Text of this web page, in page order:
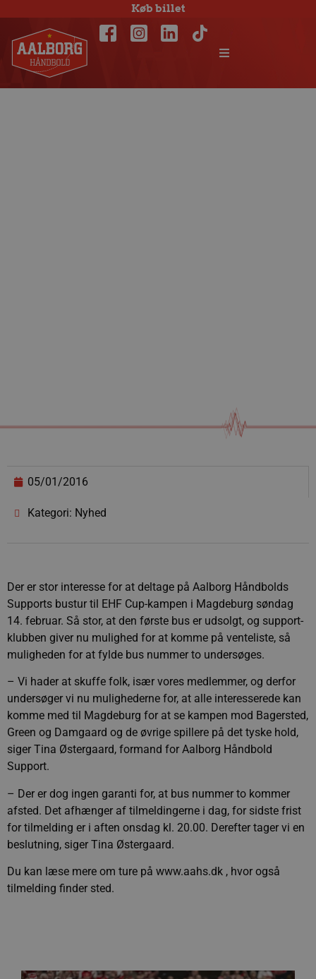
Køb billet
05/01/2016
Kategori: Nyhed
Der er stor interesse for at deltage på Aalborg Håndbolds
Supports bustur til EHF Cup-kampen i Magdeburg søndag
14. februar. Så stor, at den første bus er udsolgt, og support-
klubben giver nu mulighed for at komme på venteliste, så
muligheden for at fylde bus nummer to undersøges.
– Vi hader at skuffe folk, især vores medlemmer, og derfor
undersøger vi nu mulighederne for, at alle interesserede kan
komme med til Magdeburg for at se kampen mod Bagersted,
Green og Damgaard og de øvrige spillere på det tyske hold,
siger Tina Østergaard, formand for Aalborg Håndbold
Support.
– Der er dog ingen garanti for, at bus nummer to kommer
afsted. Det afhænger af tilmeldingerne i dag, for sidste frist
for tilmelding er i aften onsdag kl. 20.00. Derefter tager vi en
beslutning, siger Tina Østergaard.
Du kan læse mere om ture på www.aahs.dk , hvor også
tilmelding finder sted.